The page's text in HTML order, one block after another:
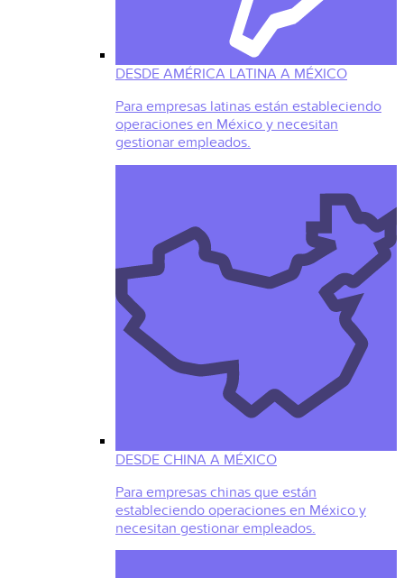
DESDE AMÉRICA LATINA A MÉXICO
Para empresas latinas están estableciendo
operaciones en México y necesitan
gestionar empleados.
DESDE CHINA A MÉXICO
Para empresas chinas que están
estableciendo operaciones en México y
necesitan gestionar empleados.